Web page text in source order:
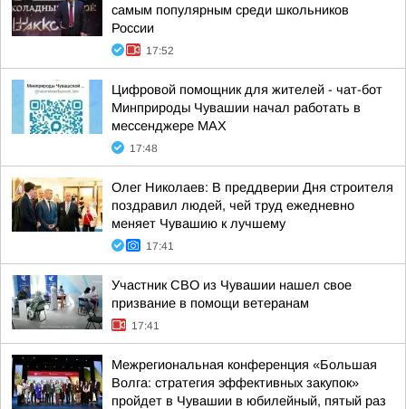
самым популярным среди школьников
России
17:52
Цифровой помощник для жителей - чат-бот
Минприроды Чувашии начал работать в
мессенджере МАХ
17:48
Олег Николаев: В преддверии Дня строителя
поздравил людей, чей труд ежедневно
меняет Чувашию к лучшему
17:41
Участник СВО из Чувашии нашел свое
призвание в помощи ветеранам
17:41
Межрегиональная конференция «Большая
Волга: стратегия эффективных закупок»
пройдет в Чувашии в юбилейный, пятый раз